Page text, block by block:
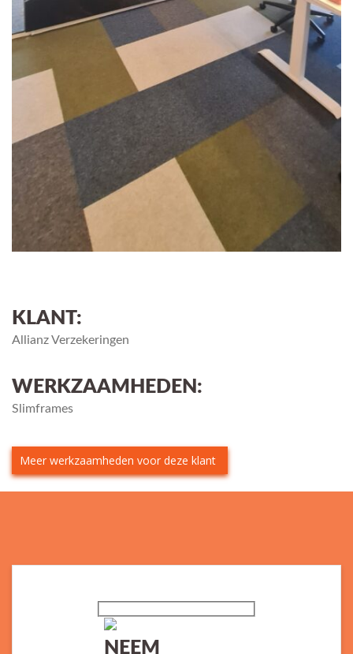
KLANT:
Allianz Verzekeringen
WERKZAAMHEDEN:
Slimframes
Meer werkzaamheden voor deze klant
NEEM